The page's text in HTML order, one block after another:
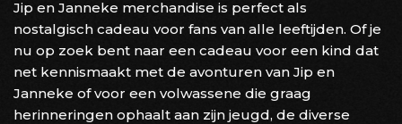
Jip en Janneke merchandise is perfect als
nostalgisch cadeau voor fans van alle leeftijden. Of je
nu op zoek bent naar een cadeau voor een kind dat
net kennismaakt met de avonturen van Jip en
Janneke of voor een volwassene die graag
herinneringen ophaalt aan zijn jeugd, de diverse